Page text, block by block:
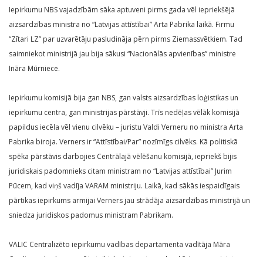
Iepirkumu NBS vajadzībām sāka aptuveni pirms gada vēl iepriekšējā
aizsardzības ministra no “Latvijas attīstībai” Arta Pabrika laikā. Firmu
“Zītari LZ” par uzvarētāju pasludināja pērn pirms Ziemassvētkiem. Tad
saimniekot ministrijā jau bija sākusi “Nacionālās apvienības” ministre
Ināra Mūrniece.
Iepirkumu komisijā bija gan NBS, gan valsts aizsardzības loģistikas un
iepirkumu centra, gan ministrijas pārstāvji. Trīs nedēļas vēlāk komisijā
papildus iecēla vēl vienu cilvēku – juristu Valdi Verneru no ministra Arta
Pabrika biroja. Verners ir “Attīstībai/Par” nozīmīgs cilvēks. Kā politiskā
spēka pārstāvis darbojies Centrālajā vēlēšanu komisijā, iepriekš bijis
juridiskais padomnieks citam ministram no “Latvijas attīstībai” Jurim
Pūcem, kad viņš vadīja VARAM ministriju. Laikā, kad sākās iespaidīgais
pārtikas iepirkums armijai Verners jau strādāja aizsardzības ministrijā un
sniedza juridiskos padomus ministram Pabrikam.
VALIC Centralizēto iepirkumu vadības departamenta vadītāja Māra